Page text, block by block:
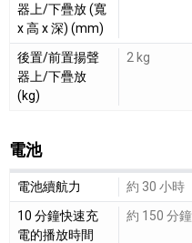
器上/下疊放 (寬
x 高 x 深) (mm)
後置/前置揚聲
器上/下疊放
(kg)
2 kg
電池
電池細節敘述
電池續航力
約 30 小時
10 分鐘快速充
電的播放時間
約 150 分鐘